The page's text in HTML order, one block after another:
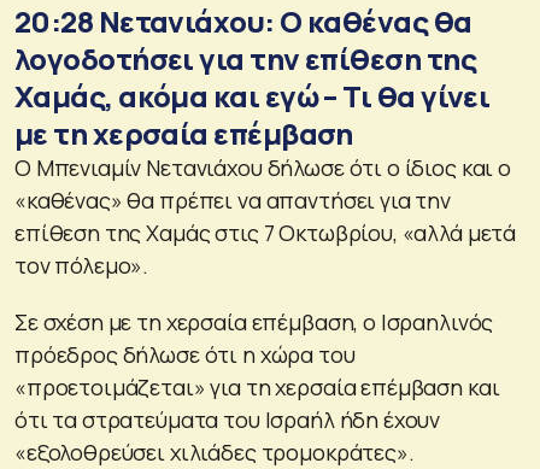
20:28 Νετανιάχου: Ο καθένας θα
λογοδοτήσει για την επίθεση της
Χαμάς, ακόμα και εγώ – Τι θα γίνει
με τη χερσαία επέμβαση
Ο Μπενιαμίν Νετανιάχου δήλωσε ότι ο ίδιος και ο
«καθένας» θα πρέπει να απαντήσει για την
επίθεση της Χαμάς στις 7 Οκτωβρίου, «αλλά μετά
τον πόλεμο».
Σε σχέση με τη χερσαία επέμβαση, ο Ισραηλινός
πρόεδρος δήλωσε ότι η χώρα του
«προετοιμάζεται» για τη χερσαία επέμβαση και
ότι τα στρατεύματα του Ισραήλ ήδη έχουν
«εξολοθρεύσει χιλιάδες τρομοκράτες».